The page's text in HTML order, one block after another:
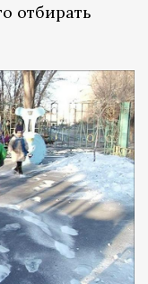
отбирать